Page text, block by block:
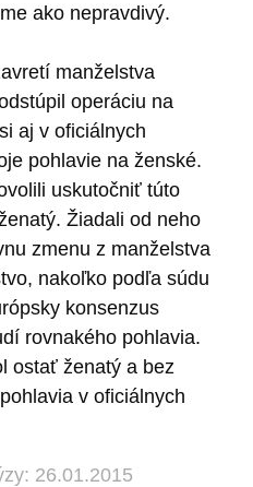
ako nepravdivý.
manželstva
operáciu na
aj v oficiálnych
pohlavie na ženské.
uskutočniť túto
Žiadali od neho
zmenu z manželstva
nakoľko podľa súdu
konsenzus
rovnakého pohlavia.
ostať ženatý a bez
v oficiálnych
26.01.2015